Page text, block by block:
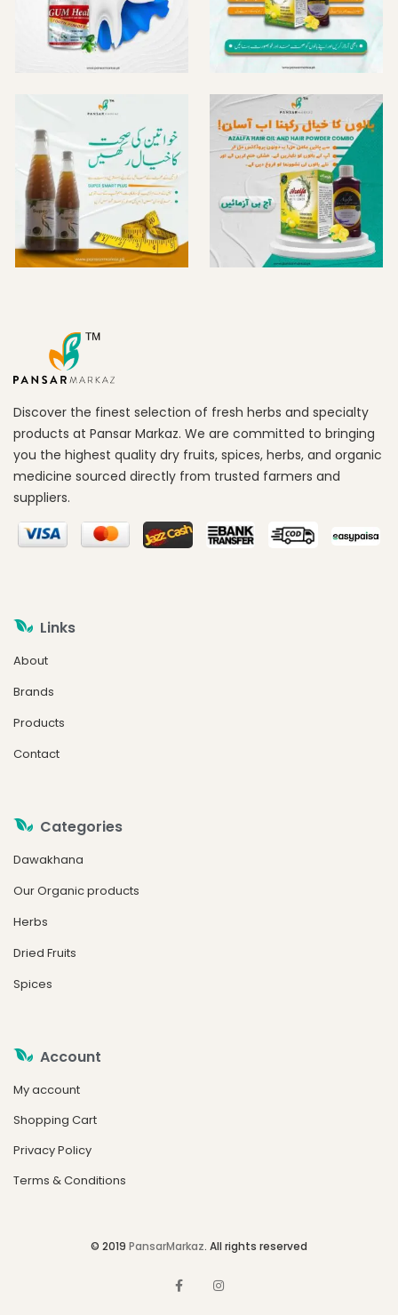
Discover the finest selection of fresh herbs and specialty
products at Pansar Markaz. We are committed to bringing
you the highest quality dry fruits, spices, herbs, and organic
medicine sourced directly from trusted farmers and
suppliers.
Links
About
Brands
Products
Contact
Categories
Dawakhana
Our Organic products
Herbs
Dried Fruits
Spices
Account
My account
Shopping Cart
Privacy Policy
Terms & Conditions
© 2019 PansarMarkaz. All rights reserved